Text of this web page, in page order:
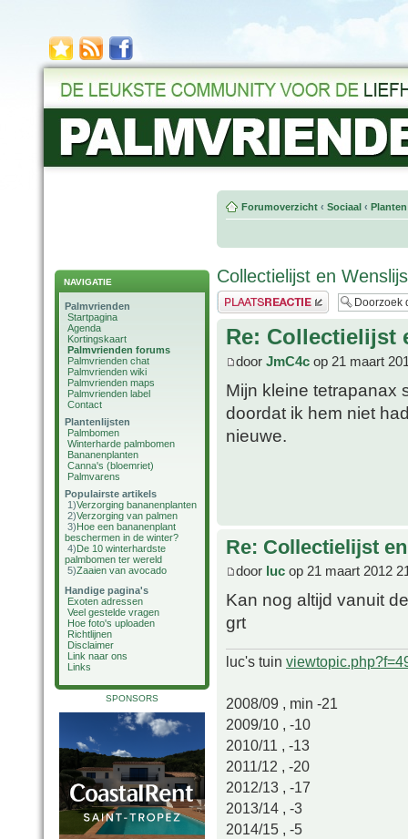
NAVIGATIE
Palmvrienden
Startpagina
Agenda
Kortingskaart
Palmvrienden forums
Palmvrienden chat
Palmvrienden wiki
Palmvrienden maps
Palmvrienden label
Contact
Plantenlijsten
Palmbomen
Winterharde palmbomen
Bananenplanten
Canna's (bloemriet)
Palmvarens
Populairste artikels
1)Verzorging bananenplanten
2)Verzorging van palmen
3)Hoe een bananenplant
beschermen in de winter?
4)De 10 winterhardste
palmbomen ter wereld
5)Zaaien van avocado
Handige pagina's
Exoten adressen
Veel gestelde vragen
Hoe foto's uploaden
Richtlijnen
Disclaimer
Link naar ons
Links
SPONSORS
Forumoverzicht ‹ Sociaal ‹
Collectielijst en
Plaats een reactie
Re: Collectielijst
door JmC4c op 21 maart
Mijn kleine tetrapanax
doordat ik hem niet
nieuwe.
Re: Collectielijst
door luc op 21 maart 2012
Kan nog altijd vanuit
grt
luc's tuin
2008/09 , min -21
2009/10 , -10
2010/11 , -13
2011/12 , -20
2012/13 , -17
2013/14 , -3
2014/15 , -5